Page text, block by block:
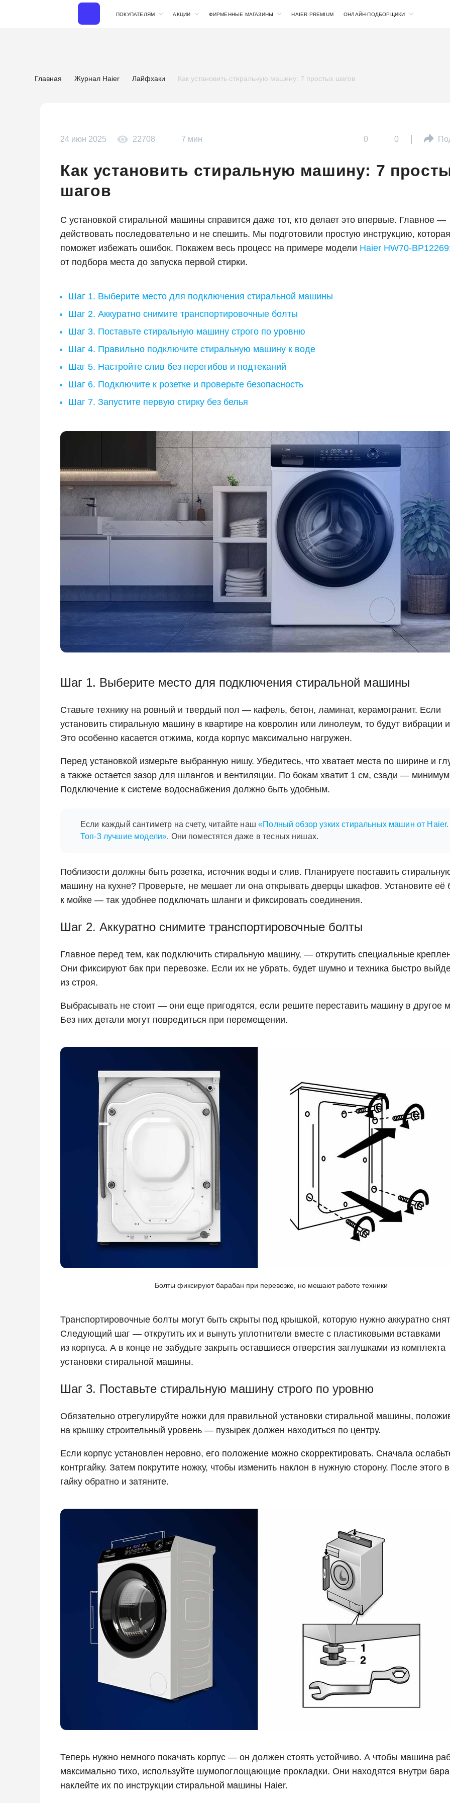
ПОКУПАТЕЛЯМ АКЦИИ ФИРМЕННЫЕ МАГАЗИНЫ HAIER PREMIUM ОНЛАЙН-ПОДБОРЩИКИ
Главная Журнал Haier Лайфхаки Как установить стиральную машину: 7 простых шагов
24 июн 2025 22708 7 мин 0 0
Как установить стиральную машину: 7
шагов
С установкой стиральной машины справится даже тот, кто делает это впервые. Главное —
действовать последовательно и не спешить. Мы подготовили простую инструкцию, которая
поможет избежать ошибок. Покажем весь процесс на примере модели Haier HW70-BP12269
от подбора места до запуска первой стирки.
Шаг 1. Выберите место для подключения стиральной машины
Шаг 2. Аккуратно снимите транспортировочные болты
Шаг 3. Поставьте стиральную машину строго по уровню
Шаг 4. Правильно подключите стиральную машину к воде
Шаг 5. Настройте слив без перегибов и подтеканий
Шаг 6. Подключите к розетке и проверьте безопасность
Шаг 7. Запустите первую стирку без белья
Шаг 1. Выберите место для подключения стиральной машины
Ставьте технику на ровный и твердый пол — кафель, бетон, ламинат, керамогранит. Если
установить стиральную машину в квартире на ковролин или линолеум, то будут вибрации
Это особенно касается отжима, когда корпус максимально нагружен.
Перед установкой измерьте выбранную нишу. Убедитесь, что хватает места по ширине и
а также остается зазор для шлангов и вентиляции. По бокам хватит 1 см, сзади —
Подключение к системе водоснабжения должно быть удобным.
Если каждый сантиметр на счету, читайте наш«Полный обзор узких стиральных машин от Haier.
Топ-3 лучшие модели». Они поместятся даже в тесных нишах.
Поблизости должны быть розетка, источник воды и слив. Планируете поставить
машину на кухне? Проверьте, не мешает ли она открывать дверцы шкафов. Установите её
к мойке — так удобнее подключать шланги и фиксировать соединения.
Шаг 2. Аккуратно снимите транспортировочные болты
Главное перед тем, как подключить стиральную машину, — открутить специальные
Они фиксируют бак при перевозке. Если их не убрать, будет шумно и техника быстро
из строя.
Выбрасывать не стоит — они еще пригодятся, если решите переставить машину в другое
Без них детали могут повредиться при перемещении.
Болты фиксируют барабан при перевозке, но мешают работе техники
Транспортировочные болты могут быть скрыты под крышкой, которую нужно аккуратно
Следующий шаг — открутить их и вынуть уплотнители вместе с пластиковыми вставками
из корпуса. А в конце не забудьте закрыть оставшиеся отверстия заглушками из комплекта
установки стиральной машины.
Шаг 3. Поставьте стиральную машину строго по уровню
Обязательно отрегулируйте ножки для правильной установки стиральной машины,
на крышку строительный уровень — пузырек должен находиться по центру.
Если корпус установлен неровно, его положение можно скорректировать. Сначала
контргайку. Затем покрутите ножку, чтобы изменить наклон в нужную сторону. После этого
гайку обратно и затяните.
Теперь нужно немного покачать корпус — он должен стоять устойчиво. А чтобы машина
максимально тихо, используйте шумопоглощающие прокладки. Они находятся внутри
наклейте их по инструкции стиральной машины Haier.